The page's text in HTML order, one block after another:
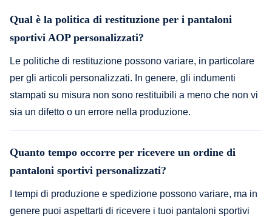
Qual è la politica di restituzione per i pantaloni
sportivi AOP personalizzati?
Le politiche di restituzione possono variare, in particolare
per gli articoli personalizzati. In genere, gli indumenti
stampati su misura non sono restituibili a meno che non vi
sia un difetto o un errore nella produzione.
Quanto tempo occorre per ricevere un ordine di
pantaloni sportivi personalizzati?
I tempi di produzione e spedizione possono variare, ma in
genere puoi aspettarti di ricevere i tuoi pantaloni sportivi